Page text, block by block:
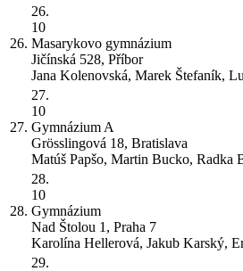
26.
26.
10
Masarykovo gymnázium
Jičínská 528, Příbor
Jana Kolenovská, Marek Štefaník,
27.
27.
10
Gymnázium A
Grösslingová 18, Bratislava
Matúš Papšo, Martin Bucko, Radka
28.
28.
10
Gymnázium
Nad Štolou 1, Praha 7
Karolína Hellerová, Jakub Karský,
29.